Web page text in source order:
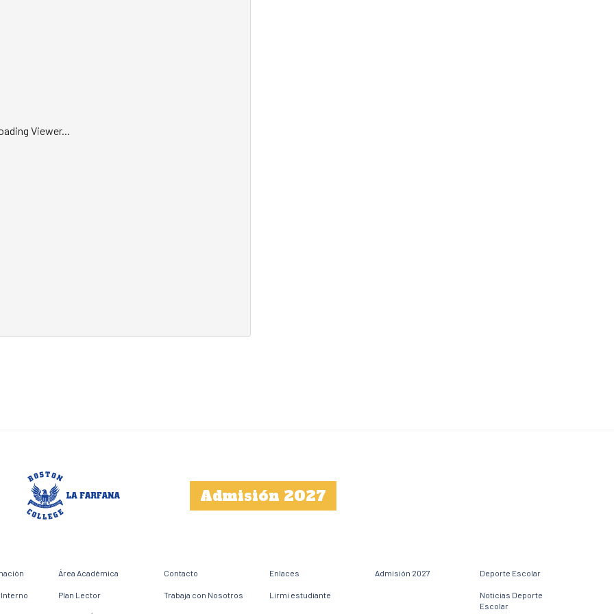
Viewer...
Admisión 2027
Área Académica
Plan Lector
Contacto
Trabaja con Nosotros
Enlaces
Lirmi estudiante
Admisión 2027 Deporte Escolar
Noticias Deporte
Escolar